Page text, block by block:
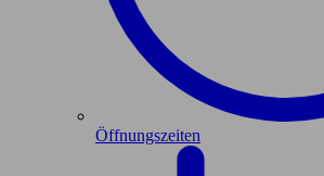
Öffnungszeiten